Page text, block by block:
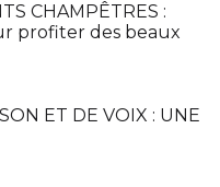
CHAMPÊTRES :
profiter des beaux
ET DE VOIX : UNE